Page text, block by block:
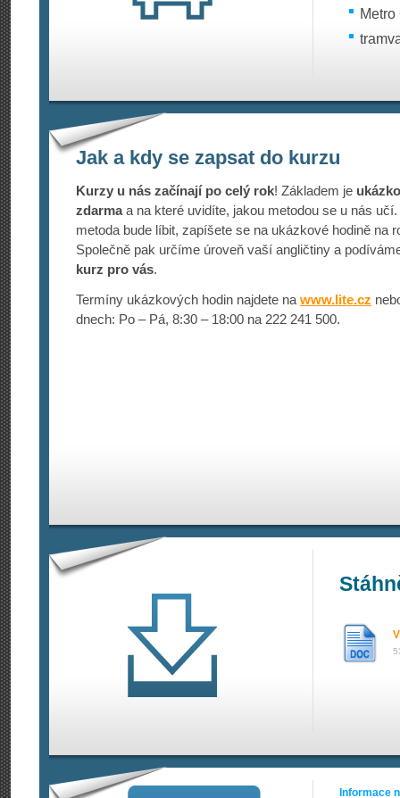
Jak a kdy se zapsat do kurzu
Kurzy u nás začínají po celý rok! Základem je
zdarmaa na které uvidíte, jakou metodou se u nás
metoda bude líbit, zapíšete se na ukázkové hodině na
Společně pak určíme úroveň vaší angličtiny a
kurz pro vás.
Termíny ukázkových hodin najdete na www.lite.cz
dnech: Po – Pá, 8:30 – 18:00 na 222 241 500.
Informace